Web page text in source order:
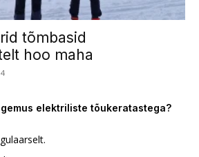
tõmbasid
hoo maha
elektriliste tõukeratastega?